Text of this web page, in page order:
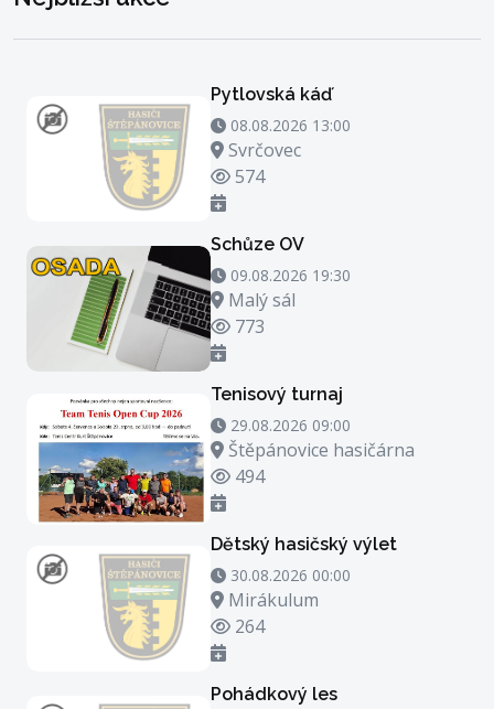
Pytlovská káď
08.08.2026 13:00 - 08.08.2026 14:00
08.08.2026 13:00
Místo konání
Svrčovec
Počet zhlédnutí
574
Schůze OV
09.08.2026 19:30 - 09.08.2026 20:30
09.08.2026 19:30
Místo konání
Malý sál
Počet zhlédnutí
773
Tenisový turnaj
29.08.2026 09:00 - 29.08.2026 23:00
29.08.2026 09:00
Místo konání
Štěpánovice hasičárna
Počet zhlédnutí
494
Dětský hasičský výlet
30.08.2026 00:00 - 30.08.2026 21:00
30.08.2026 00:00
Místo konání
Mirákulum
Počet zhlédnutí
264
Pohádkový les